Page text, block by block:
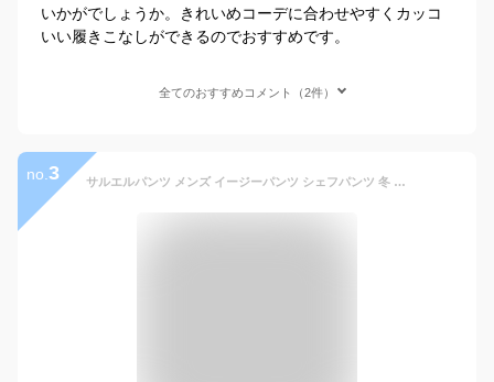
いかがでしょうか。きれいめコーデに合わせやすくカッコ
いい履きこなしができるのでおすすめです。
全てのおすすめコメント（2件）
no. 3 サルエルパンツ メンズ イージーパンツ シェフパンツ 冬 春 パンツ 超伸縮 さらさら キレイめ おしゃれ 大人 カジュアル ワイドパンツ スラックス 無地 セットアップ オフィス コーデ 春 夏 秋 ゆったり 大きいサイズ 20代 30代 40代